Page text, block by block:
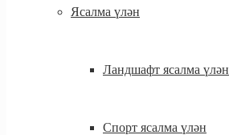
Ясалма үлән
Ландшафт ясалма үлән
Спорт ясалма үлән